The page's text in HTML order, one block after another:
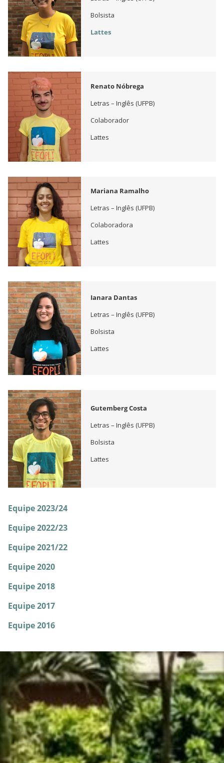
Bolsista
Lattes
Renato Nóbrega
Letras – Inglês (UFPB)
Colaborador
Lattes
Mariana Ramalho
Letras – Inglês (UFPB)
Colaboradora
Lattes
Ianara Dantas
Letras – Inglês (UFPB)
Bolsista
Lattes
Gutemberg Costa
Letras – Inglês (UFPB)
Bolsista
Lattes
Equipe 2023/24
Equipe 2022/23
Equipe 2021/22
Equipe 2020
Equipe 2018
Equipe 2017
Equipe 2016